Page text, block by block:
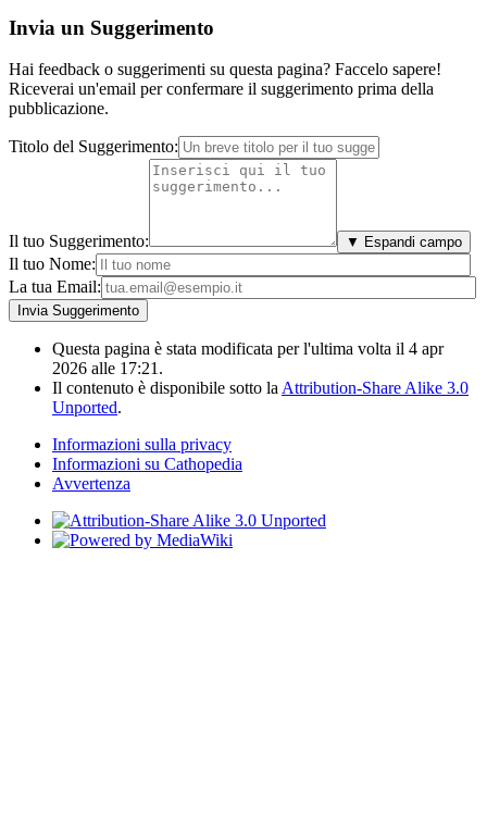
Invia un Suggerimento
Hai feedback o suggerimenti su questa pagina? Faccelo sapere!
Riceverai un'email per confermare il suggerimento prima della
pubblicazione.
Titolo del Suggerimento:
Il tuo Suggerimento: ▼ Espandi campo
Il tuo Nome:
La tua Email:
Questa pagina è stata modificata per l'ultima volta il 4 apr
2026 alle 17:21.
Il contenuto è disponibile sotto la Attribution-Share Alike 3.0
Unported.
Informazioni sulla privacy
Informazioni su Cathopedia
Avvertenza